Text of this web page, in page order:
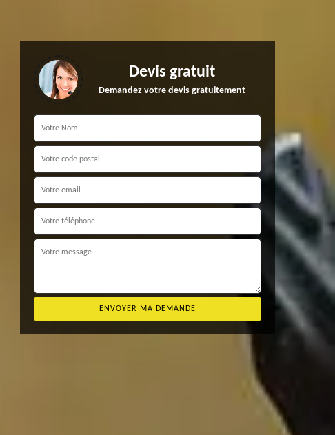
Devis gratuit
Demandez votre devis gratuitement